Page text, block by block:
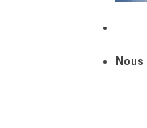
Nous